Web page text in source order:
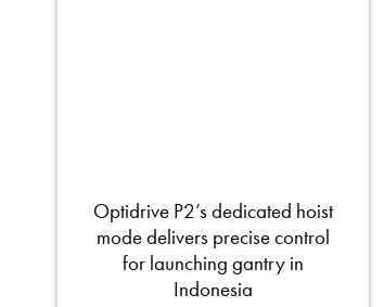
Optidrive P2’s dedicated hoist
mode delivers precise control
for launching gantry in
Indonesia